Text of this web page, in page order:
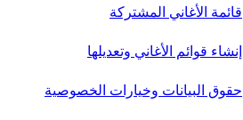
قائمة الأغاني المشتركة
إنشاء قوائم الأغاني وتعديلها
حقوق البيانات وخيارات الخصوصية